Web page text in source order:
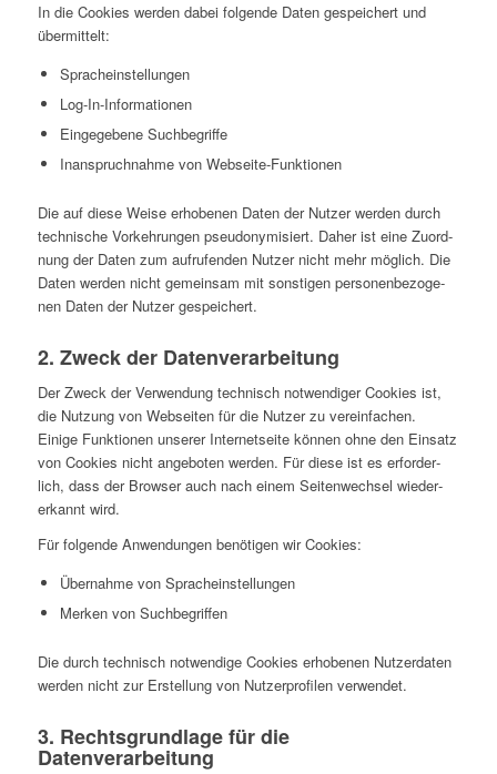
In die Cookies werden dabei fol­gende Daten gespei­chert und
übermittelt:
Sprach­ein­stel­lun­gen
Log-In-Infor­ma­tio­nen
Ein­ge­ge­bene Suchbegriffe
Inan­spruch­nahme von Webseite-Funktionen
Die auf diese Weise erho­be­nen Daten der Nutzer werden durch
tech­ni­sche Vor­keh­run­gen pseud­ony­mi­siert. Daher ist eine Zuord­
nung der Daten zum auf­ru­fen­den Nutzer nicht mehr möglich. Die
Daten werden nicht gemein­sam mit sons­ti­gen per­so­nen­be­zo­ge­
nen Daten der Nutzer gespeichert.
2. Zweck der Datenverarbeitung
Der Zweck der Ver­wen­dung tech­nisch not­wen­di­ger Cookies ist,
die Nutzung von Web­sei­ten für die Nutzer zu ver­ein­fa­chen.
Einige Funk­tio­nen unserer Inter­net­seite können ohne den Einsatz
von Cookies nicht ange­bo­ten werden. Für diese ist es erfor­der­
lich, dass der Browser auch nach einem Sei­ten­wech­sel wie­der­
erkannt wird.
Für fol­gende Anwen­dun­gen benö­ti­gen wir Cookies:
Über­nahme von Spracheinstellungen
Merken von Suchbegriffen
Die durch tech­nisch not­wen­dige Cookies erho­be­nen Nut­zer­da­ten
werden nicht zur Erstel­lung von Nut­zer­pro­fi­len verwendet.
3. Rechts­grund­lage für die
Datenverarbeitung